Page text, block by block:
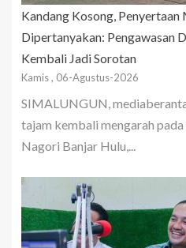
Kandang Kosong,
Dipertanyakan: Pengawasan
Kembali Jadi Sorotan
Kamis , 06-Agustus-2026
SIMALUNGUN,
tajam kembali mengarah
Nagori Banjar Hulu,...